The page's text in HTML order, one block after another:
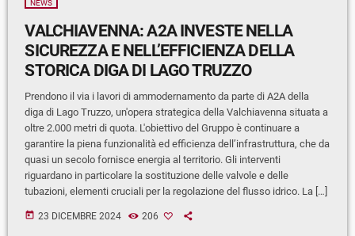
NEWS
VALCHIAVENNA: A2A INVESTE NELLA
SICUREZZA E NELL’EFFICIENZA DELLA
STORICA DIGA DI LAGO TRUZZO
Prendono il via i lavori di ammodernamento da parte di A2A della
diga di Lago Truzzo, un'opera strategica della Valchiavenna situata a
oltre 2.000 metri di quota. L'obiettivo del Gruppo è continuare a
garantire la piena funzionalità ed efficienza dell’infrastruttura, che da
quasi un secolo fornisce energia al territorio. Gli interventi
riguardano in particolare la sostituzione delle valvole e delle
tubazioni, elementi cruciali per la regolazione del flusso idrico. La […]
today 23 DICEMBRE 2024 206